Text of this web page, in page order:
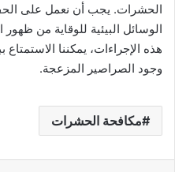
الحشرات. يجب أن نعمل على
الوسائل البيئية للوقاية من
هذه الإجراءات، يمكننا
وجود الصراصير المزعجة.
مكافحة الحشرات